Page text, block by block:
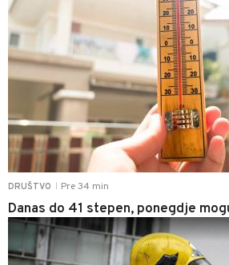
DRUŠTVO Pre 34 min
Danas do 41 stepen, ponegdje